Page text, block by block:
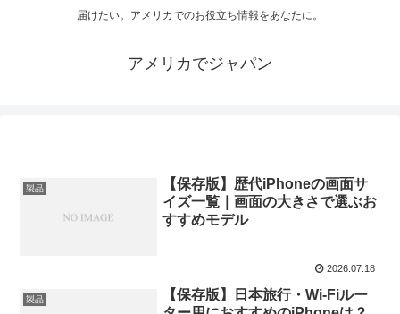
届けたい。アメリカでのお役立ち情報をあなたに。
アメリカでジャパン
製品
【保存版】歴代iPhoneの画面サ
イズ一覧｜画面の大きさで選ぶお
すすめモデル
2026.07.18
製品
【保存版】日本旅行・Wi-Fiルー